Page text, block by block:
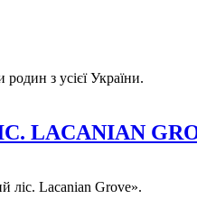
з усієї України.
LACANIAN
ліс. Lacanian Grove».